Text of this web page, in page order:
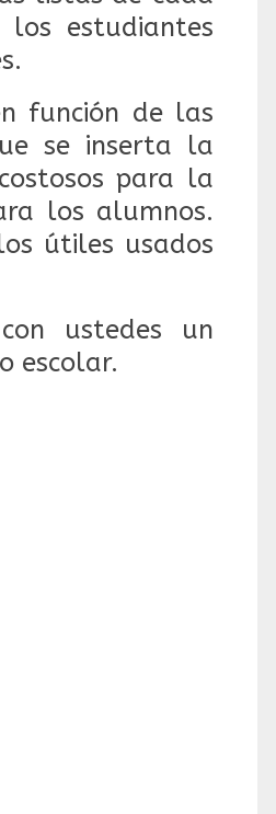
estudiantes
función de las
se inserta la
para la
los alumnos.
útiles usados
ustedes un
escolar.